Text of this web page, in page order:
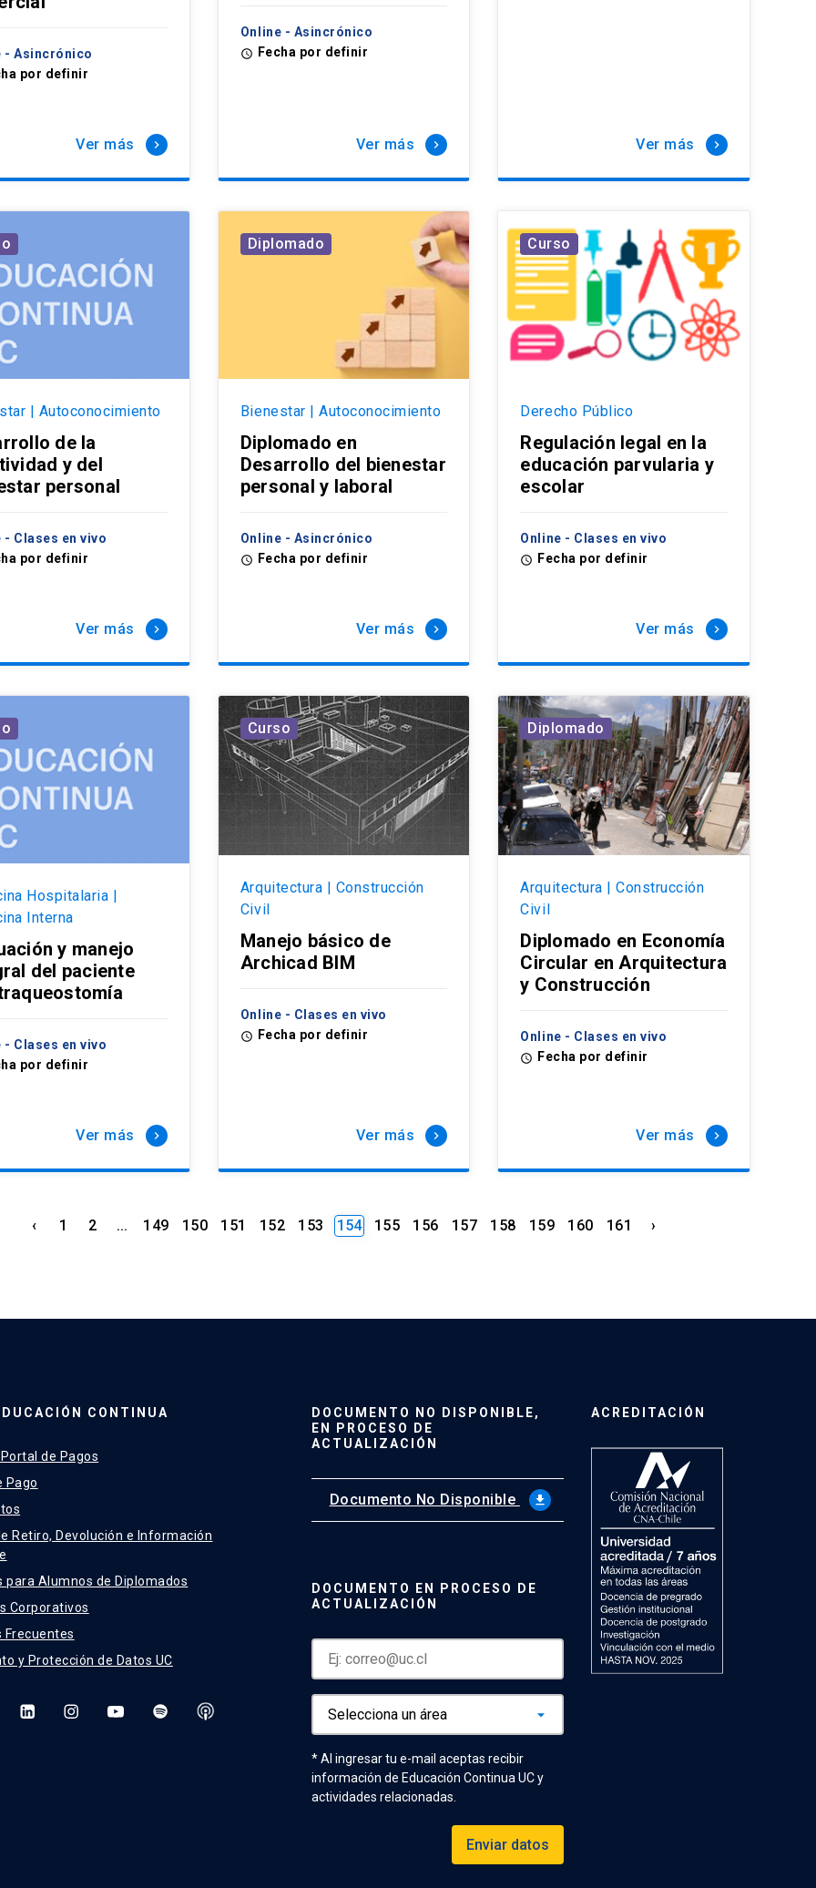
- Asincrónico
por definir
Ver más keyboard_arrow_right
Online - Asincrónico
access_time Fecha por definir
Ver más keyboard_arrow_right Ver más keyboard_arrow_right
| Autoconocimiento
de la
y del
personal
- Clases en vivo
por definir
Ver más keyboard_arrow_right
Diplomado
Bienestar | Autoconocimiento
Diplomado en
Desarrollo del bienestar
personal y laboral
Online - Asincrónico
access_time Fecha por definir
Ver más keyboard_arrow_right
Curso
Derecho Público
Regulación legal en la
educación parvularia y
escolar
Online - Clases en vivo
access_time Fecha por definir
Ver más keyboard_arrow_right
Hospitalaria |
Interna
y manejo
del paciente
- Clases en vivo
por definir
Ver más keyboard_arrow_right
Curso
Arquitectura | Construcción
Civil
Manejo básico de
Archicad BIM
Online - Clases en vivo
access_time Fecha por definir
Ver más keyboard_arrow_right
Diplomado
Arquitectura | Construcción
Civil
Diplomado en Economía
Circular en Arquitectura
y Construcción
Online - Clases en vivo
access_time Fecha por definir
Ver más keyboard_arrow_right
‹ 1 2 ... 149 150 151 152 153 154 155 156 157 158 159 160 161 ›
CONTINUA
de Pagos
Pago
Retiro, Devolución e Información
para Alumnos de Diplomados
Corporativos
Frecuentes
y Protección de Datos UC
DOCUMENTO NO DISPONIBLE,
EN PROCESO DE
ACTUALIZACIÓN
Documento No Disponible file_download
DOCUMENTO EN PROCESO DE
ACTUALIZACIÓN
* Al ingresar tu e-mail aceptas recibir
información de Educación Continua UC y
actividades relacionadas.
Enviar datos
ACREDITACIÓN